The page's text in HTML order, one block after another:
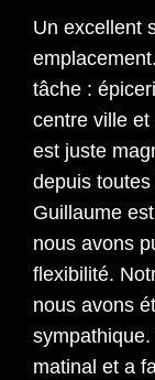
Un excellent
tâche :
centre ville
est juste
depuis
Guillaume
nous avons
flexibilité.
nous avons
matinal et a